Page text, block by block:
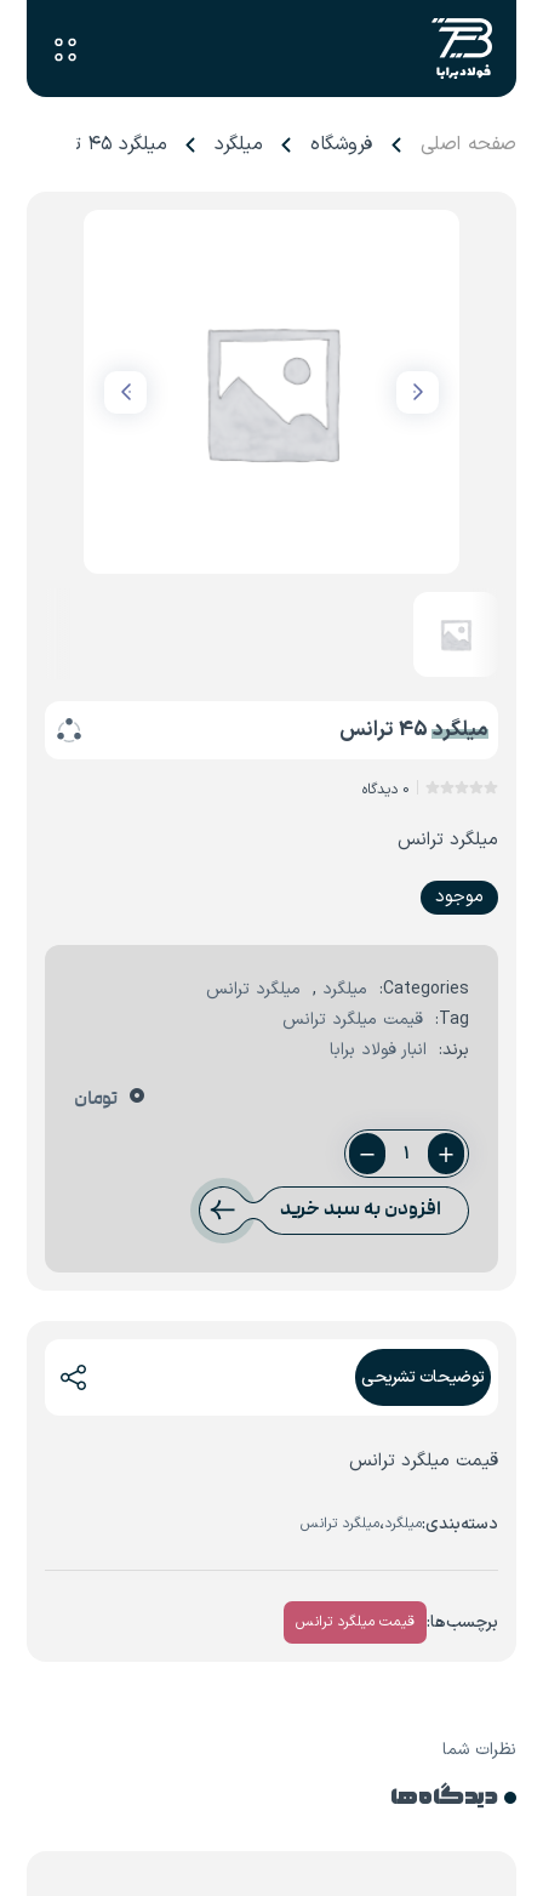
صفحه اصلی فروشگاه میلگرد میلگرد ۴۵ ترانس
میلگرد 45 ترانس
0 دیدگاه
میلگرد ترانس
موجود
Categories: میلگرد , میلگرد ترانس
Tag:
قیمت میلگرد ترانس
برند: انبار فولاد برابا
0 تومان
میلگرد
45
ترانس
افزودن به سبد خرید
توضیحات تشریحی
قیمت میلگرد ترانس
دسته‌بندی:میلگرد،میلگرد ترانس
برچسب‌ها: قیمت میلگرد ترانس
نظرات شما
دیدگاه ها